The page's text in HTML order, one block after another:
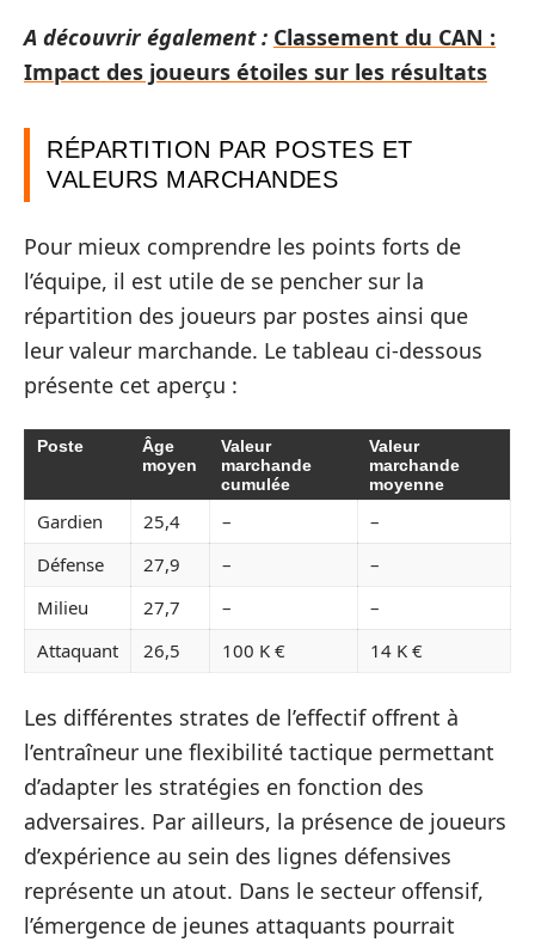
A découvrir également : Classement du CAN :
Impact des joueurs étoiles sur les résultats
RÉPARTITION PAR POSTES ET
VALEURS MARCHANDES
Pour mieux comprendre les points forts de
l’équipe, il est utile de se pencher sur la
répartition des joueurs par postes ainsi que
leur valeur marchande. Le tableau ci-dessous
présente cet aperçu :
Poste
Âge
moyen
Valeur
marchande
cumulée
Valeur
marchande
moyenne
Gardien 25,4 –
–
Défense
27,9 –
–
Milieu
27,7 –
–
Attaquant
26,5 100 K € 14 K €
Les différentes strates de l’effectif offrent à
l’entraîneur une flexibilité tactique permettant
d’adapter les stratégies en fonction des
adversaires. Par ailleurs, la présence de joueurs
d’expérience au sein des lignes défensives
représente un atout. Dans le secteur offensif,
l’émergence de jeunes attaquants pourrait